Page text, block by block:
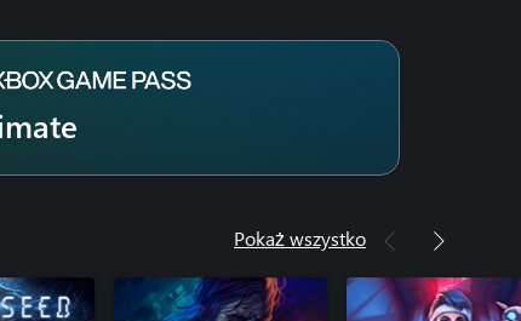
Pokaż wszystko